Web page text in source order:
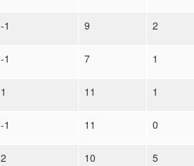
-1 9 2
-1 7 1
1 11 1
-1 11 0
2 10 5